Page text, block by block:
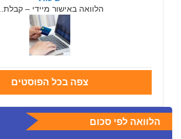
הלוואה באישור מיידי – קבלת...
צפה בכל הפוסטים
הלוואה לפי סכום